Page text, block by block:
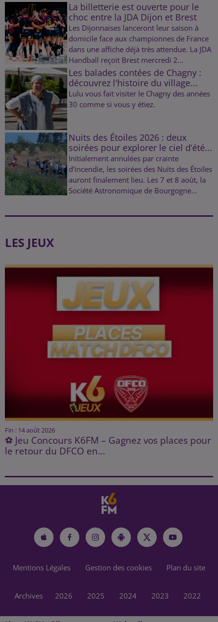
La billetterie est ouverte pour le
choc entre la JDA Dijon et Brest
Les Dijonnaises lanceront leur saison à
domicile face aux championnes de France
dans une affiche déjà très attendue. La JDA
Handball reçoit Brest mercredi 2...
Les balades contées de Chagny :
découvrez l'histoire du village...
Lulu vous fait visiter le Chagny des années
30 comme si vous y étiez.
Nuits des Étoiles 2026 : deux
soirées pour explorer le ciel d’été...
Initialement annulées par crainte
d’incendie, les soirées des Nuits des Étoiles
auront finalement lieu. Les 7 et 8 août, la
Société Astronomique de Bourgogne...
LES JEUX
Fin : 14 août 2026
⚽ Jeu Concours K6FM – Gagnez vos places pour
le retour du DFCO en...
Mentions Légales Gestion des cookies Plan du site
Archives 2026 2025 2024 2023 2022